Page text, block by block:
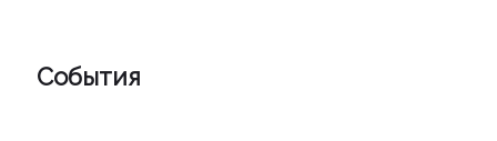
События